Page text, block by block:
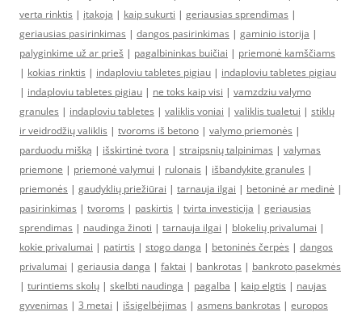
verta rinktis | įtakoja | kaip sukurti | geriausias sprendimas |
geriausias pasirinkimas | dangos pasirinkimas | gaminio istorija |
palyginkime už ar prieš | pagalbininkas buičiai | priemonė kamščiams
| kokias rinktis | indaploviu tabletes pigiau | indaploviu tabletes pigiau
| indaploviu tabletes pigiau | ne toks kaip visi | vamzdziu valymo
granules | indaploviu tabletes | valiklis voniai | valiklis tualetui | stiklų
ir veidrodžių valiklis | tvoroms iš betono | valymo priemonės |
parduodu mišką | išskirtinė tvora | straipsnių talpinimas | valymas
priemone | priemonė valymui | rulonais | išbandykite granules |
priemonės | gaudyklių priežiūrai | tarnauja ilgai | betoninė ar medinė |
pasirinkimas | tvoroms | paskirtis | tvirta investicija | geriausias
sprendimas | naudinga žinoti | tarnauja ilgai | blokelių privalumai |
kokie privalumai | patirtis | stogo danga | betoninės čerpės | dangos
privalumai | geriausia danga | faktai | bankrotas | bankroto pasekmės
| turintiems skolų | skelbti naudinga | pagalba | kaip elgtis | naujas
gyvenimas | 3 metai | išsigelbėjimas | asmens bankrotas | europos